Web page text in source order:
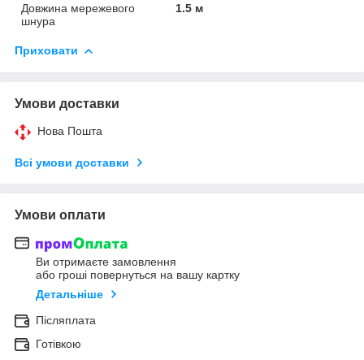
Довжина мережевого
шнура
1.5 м
Приховати
Умови доставки
Нова Пошта
Всі умови доставки
Умови оплати
Ви отримаєте замовлення
або гроші повернуться на вашу картку
Детальніше
Післяплата
Готівкою